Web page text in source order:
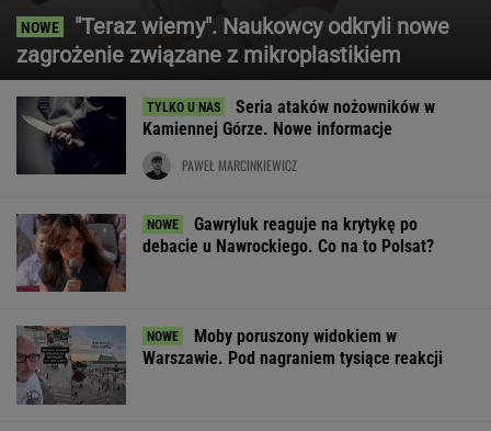
"Teraz wiemy". Naukowcy odkryli nowe
zagrożenie związane z mikroplastikiem
Seria ataków nożowników w
Kamiennej Górze. Nowe informacje
PAWEŁ MARCINKIEWICZ
Gawryluk reaguje na krytykę po
debacie u Nawrockiego. Co na to Polsat?
Moby poruszony widokiem w
Warszawie. Pod nagraniem tysiące reakcji